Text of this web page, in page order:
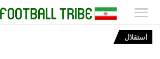
استقلال